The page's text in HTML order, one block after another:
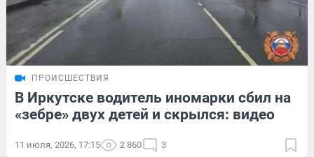
ПРОИСШЕСТВИЯ
В Иркутске водитель иномарки сбил на
«зебре» двух детей и скрылся: видео
11 июля, 2026, 17:15 2 860 3